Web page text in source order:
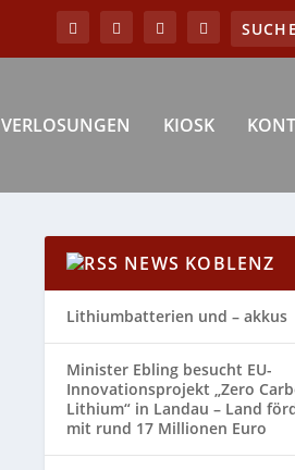
VERLOSUNGEN KIOSK
NEWS KOBLENZ
Lithiumbatterien und – akkus
Minister Ebling besucht EU-
Innovationsprojekt „Zero
Lithium“ in Landau – Land
mit rund 17 Millionen Euro